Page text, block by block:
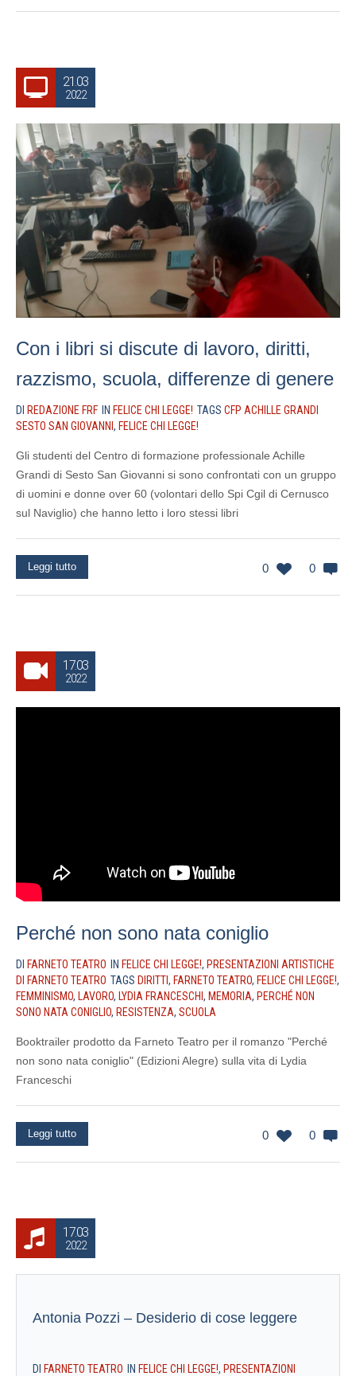
21.03
2022
Con i libri si discute di lavoro, diritti,
razzismo, scuola, differenze di genere
DI REDAZIONE FRF IN FELICE CHI LEGGE! TAGS CFP ACHILLE GRANDI
SESTO SAN GIOVANNI , FELICE CHI LEGGE!
Gli studenti del Centro di formazione professionale Achille
Grandi di Sesto San Giovanni si sono confrontati con un gruppo
di uomini e donne over 60 (volontari dello Spi Cgil di Cernusco
sul Naviglio) che hanno letto i loro stessi libri
0 0
Leggi tutto
17.03
2022
Perché non sono nata coniglio
DI FARNETO TEATRO IN FELICE CHI LEGGE!, PRESENTAZIONI ARTISTICHE
DI FARNETO TEATRO TAGS DIRITTI, FARNETO TEATRO, FELICE CHI LEGGE!,
FEMMINISMO, LAVORO, LYDIA FRANCESCHI, MEMORIA, PERCHÉ NON
SONO NATA CONIGLIO, RESISTENZA, SCUOLA
Booktrailer prodotto da Farneto Teatro per il romanzo "Perché
non sono nata coniglio" (Edizioni Alegre) sulla vita di Lydia
Franceschi
0 0
Leggi tutto
17.03
2022
Antonia Pozzi – Desiderio di cose leggere
DI FARNETO TEATRO IN FELICE CHI LEGGE!, PRESENTAZIONI